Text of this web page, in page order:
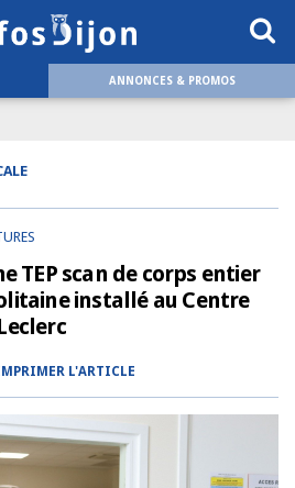
ANNONCES & PROMOS
TEP scan de corps entier
installé au Centre
L'ARTICLE